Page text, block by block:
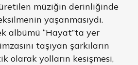
müziğin derinliğinde
yaşanmasıydı.
albümü “Hayat”ta yer
taşıyan şarkıların
olarak yolların kesişmesi,